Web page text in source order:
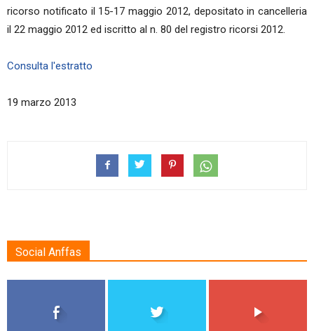
ricorso notificato il 15-17 maggio 2012, depositato in cancelleria
il 22 maggio 2012 ed iscritto al n. 80 del registro ricorsi 2012.
Consulta l'estratto
19 marzo 2013
Social Anffas